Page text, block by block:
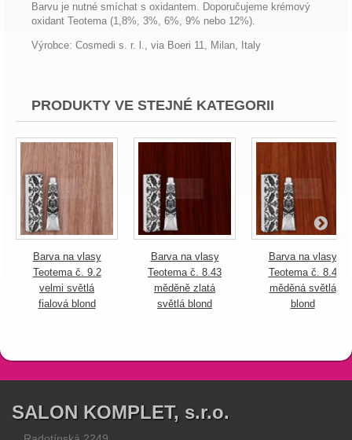
Barvu je nutné smíchat s oxidantem. Doporučujeme krémový
oxidant Teotema (1,8%, 3%, 6%, 9% nebo 12%).
Výrobce: Cosmedi s. r. l., via Boeri 11, Milan, Italy
PRODUKTY VE STEJNÉ KATEGORII
Barva na vlasy
Teotema č. 9.2
velmi světlá
fialová blond
Barva na vlasy
Teotema č. 8.43
měděně zlatá
světlá blond
Barva na vlasy
Teotema č. 8.4
měděná světlá
blond
SALON KOMPLET, s.r.o.